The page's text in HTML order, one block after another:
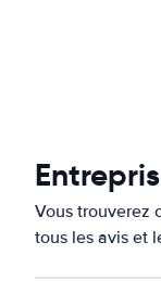
Vous trouverez
tous les avis et